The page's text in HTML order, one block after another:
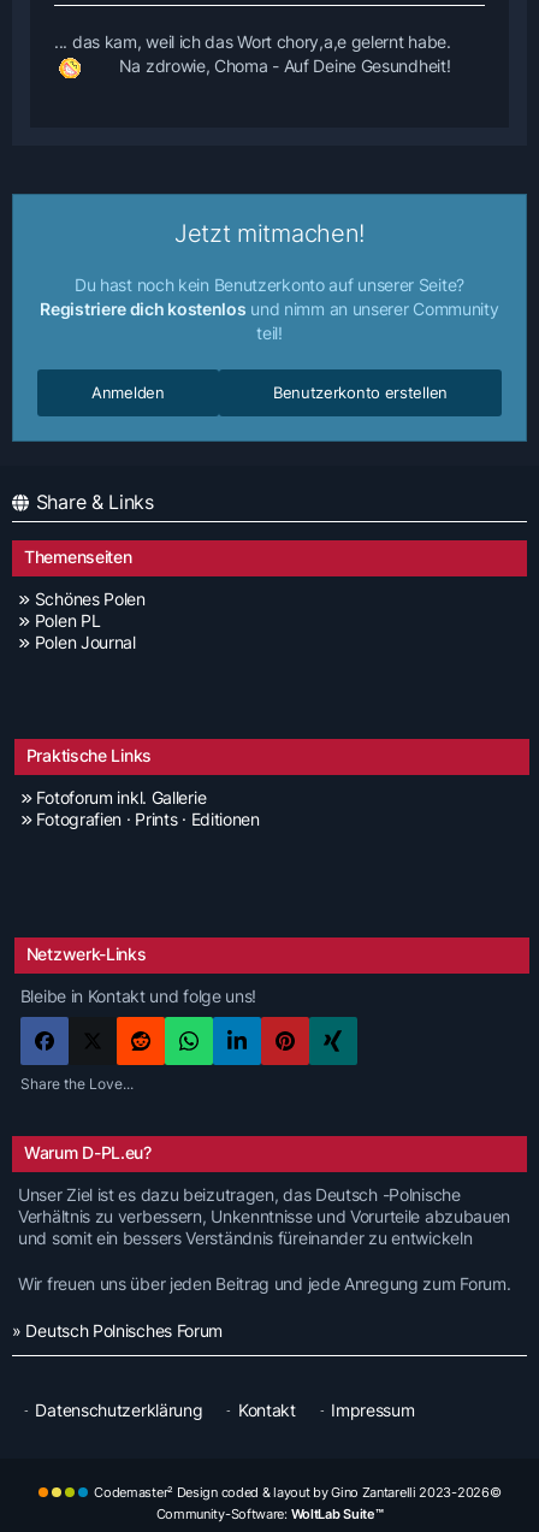
... das kam, weil ich das Wort chory,a,e gelernt habe.
Na zdrowie, Choma - Auf Deine Gesundheit!
Jetzt mitmachen!
Du hast noch kein Benutzerkonto auf unserer Seite?
Registriere dich kostenlos und nimm an unserer Community
teil!
Benutzerkonto erstellen
Anmelden
Share & Links
Themenseiten
Schönes Polen
Polen PL
Polen Journal
Praktische Links
Fotoforum inkl. Gallerie
Fotografien · Prints · Editionen
Netzwerk-Links
Bleibe in Kontakt und folge uns!
Share the Love...
Warum D-PL.eu?
Unser Ziel ist es dazu beizutragen, das Deutsch -Polnische
Verhältnis zu verbessern, Unkenntnisse und Vorurteile abzubauen
und somit ein bessers Verständnis füreinander zu entwickeln
Wir freuen uns über jeden Beitrag und jede Anregung zum Forum.
» Deutsch Polnisches Forum
Datenschutzerklärung Kontakt Impressum
Codemaster² Design coded & layout by Gino Zantarelli 2023-2026©
Community-Software: WoltLab Suite™